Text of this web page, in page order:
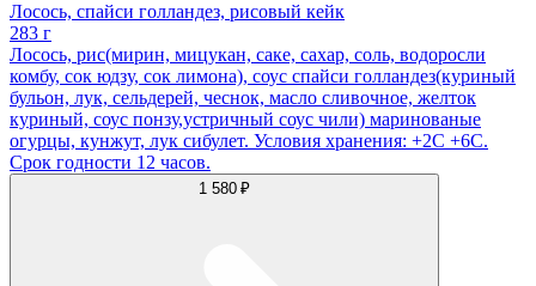
Лосось, спайси голландез, рисовый кейк
283 г
Лосось, рис(мирин, мицукан, саке, сахар, соль, водоросли
комбу, сок юдзу, сок лимона), соус спайси голландез(куриный
бульон, лук, сельдерей, чеснок, масло сливочное, желток
куриный, соус понзу,устричный соус чили) маринованые
огурцы, кунжут, лук сибулет. Условия хранения: +2С +6С.
Срок годности 12 часов.
1 580 ₽